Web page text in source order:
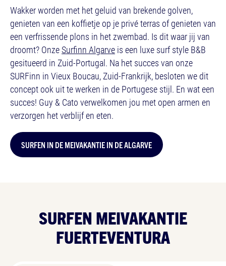
Wakker worden met het geluid van brekende golven,
genieten van een koffietje op je privé terras of genieten van
een verfrissende plons in het zwembad. Is dit waar jij van
droomt? OnzeSurfinn Algarve is een luxe surf style B&B
gesitueerd in Zuid-Portugal. Na het succes van onze
SURFinn in Vieux Boucau, Zuid-Frankrijk, besloten we dit
concept ook uit te werken in de Portugese stijl. En wat een
succes! Guy & Cato verwelkomen jou met open armen en
verzorgen het verblijf en eten.
SURFEN IN DE MEIVAKANTIE IN DE ALGARVE
SURFEN MEIVAKANTIE
FUERTEVENTURA